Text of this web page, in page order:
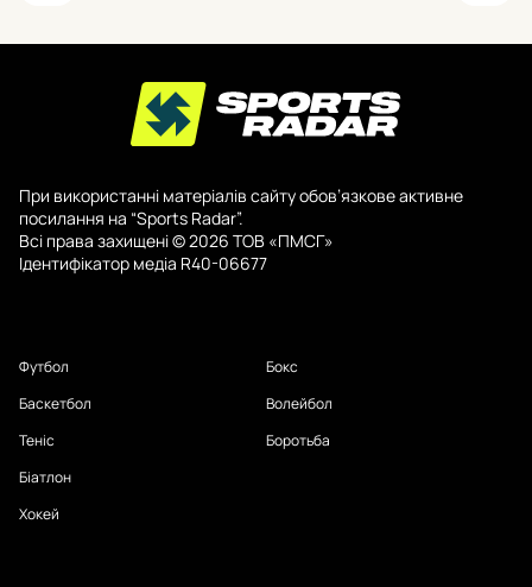
При використанні матеріалів сайту обов’язкове активне
посилання на “Sports Radar”.
Всі права захищені © 2026 ТОВ «ПМСГ»
Ідентифікатор медіа R40-06677
Футбол
Баскетбол
Теніс
Біатлон
Хокей
Бокс
Волейбол
Боротьба